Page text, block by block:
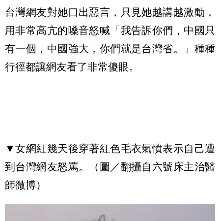
台灣網友對她口出惡言，只見她越講越激動，
用非常高亢的嗓音怒喊「我告訴你們，中國只
有一個，中國強大，你們就是台灣省。」種種
行徑都讓網友看了非常傻眼。
▼女網紅幾天後穿著紅色毛衣氣憤表示自己遭
到台灣網友怒罵。（圖／翻攝自六號床主治醫
師微博）